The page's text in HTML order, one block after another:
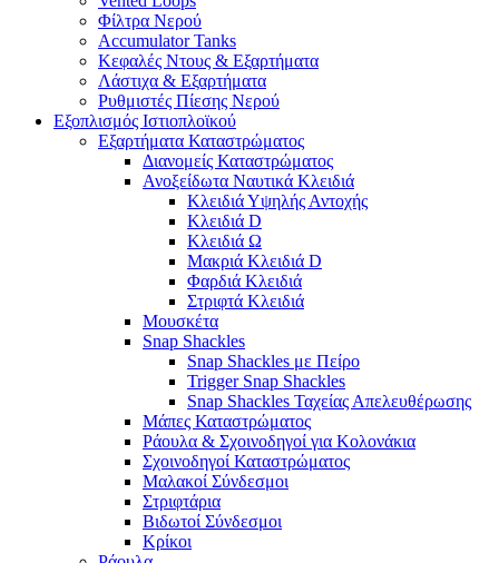
Φίλτρα Νερού
Accumulator Tanks
Κεφαλές Ντους & Εξαρτήματα
Λάστιχα & Εξαρτήματα
Ρυθμιστές Πίεσης Νερού
Εξοπλισμός Ιστιοπλοϊκού
Εξαρτήματα Καταστρώματος
Διανομείς Καταστρώματος
Ανοξείδωτα Ναυτικά Κλειδιά
Κλειδιά Υψηλής Αντοχής
Κλειδιά D
Κλειδιά Ω
Μακριά Κλειδιά D
Φαρδιά Κλειδιά
Στριφτά Κλειδιά
Μουσκέτα
Snap Shackles
Snap Shackles με Πείρο
Trigger Snap Shackles
Snap Shackles Ταχείας Απελευθέρωσης
Μάπες Καταστρώματος
Ράουλα & Σχοινοδηγοί για Κολονάκια
Σχοινοδηγοί Καταστρώματος
Μαλακοί Σύνδεσμοι
Στριφτάρια
Βιδωτοί Σύνδεσμοι
Κρίκοι